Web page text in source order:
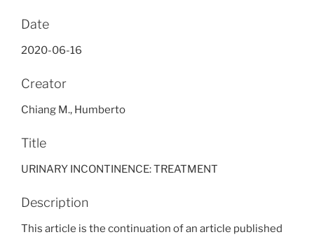
Date
2020-06-16
Creator
Chiang M., Humberto
Title
URINARY INCONTINENCE: TREATMENT
Description
This article is the continuation of an article published